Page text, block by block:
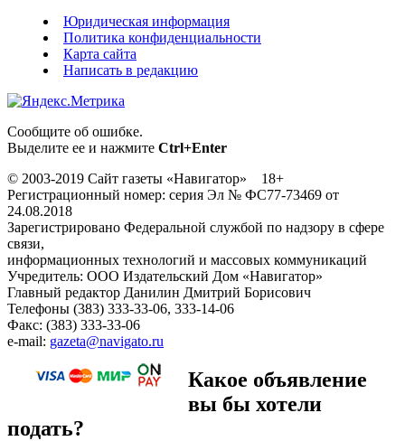
Юридическая информация
Политика конфиденциальности
Карта сайта
Написать в редакцию
Сообщите об ошибке.
Выделите ее и нажмите Ctrl+Enter
© 2003-2019 Сайт газеты «Навигатор» 18+
Регистрационный номер: серия Эл № ФС77-73469 от
24.08.2018
Зарегистрировано Федеральной службой по надзору в сфере
связи,
информационных технологий и массовых коммуникаций
Учредитель: ООО Издательский Дом «Навигатор»
Главный редактор Данилин Дмитрий Борисович
Телефоны (383) 333-33-06, 333-14-06
Факс: (383) 333-33-06
e-mail: gazeta@navigato.ru
Какое объявление
вы бы хотели
подать?